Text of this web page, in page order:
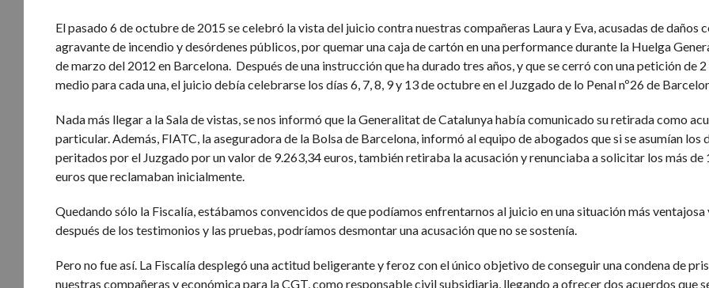
El pasado 6 de octubre de 2015 se celebró la vista del juicio contra nuestras compañeras Laura y Eva, acusadas de daños
agravante de incendio y desórdenes públicos, por quemar una caja de cartón en una performance durante la Huelga
de marzo del 2012 en Barcelona. Después de una instrucción que ha durado tres años, y que se cerró con una petición de 2
medio para cada una, el juicio debía celebrarse los días 6, 7, 8, 9 y 13 de octubre en el Juzgado de lo Penal nº26 de
Nada más llegar a la Sala de vistas, se nos informó que la Generalitat de Catalunya había comunicado su retirada como
particular. Además, FIATC, la aseguradora de la Bolsa de Barcelona, informó al equipo de abogados que si se asumían los
peritados por el Juzgado por un valor de 9.263,34 euros, también retiraba la acusación y renunciaba a solicitar los más de
euros que reclamaban inicialmente.
Quedando sólo la Fiscalía, estábamos convencidos de que podíamos enfrentarnos al juicio en una situación más ventajosa
después de los testimonios y las pruebas, podríamos desmontar una acusación que no se sostenía.
Pero no fue así. La Fiscalía desplegó una actitud beligerante y feroz con el único objetivo de conseguir una condena de
nuestras compañeras y económica para la CGT, como responsable civil subsidiaria, llegando a ofrecer dos acuerdos que